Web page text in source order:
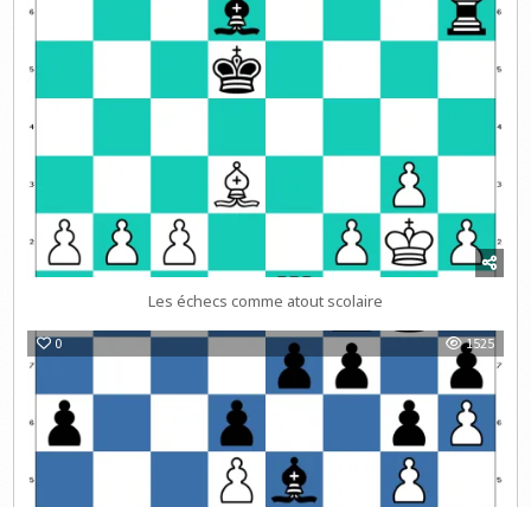
Les échecs comme atout scolaire
0 1525